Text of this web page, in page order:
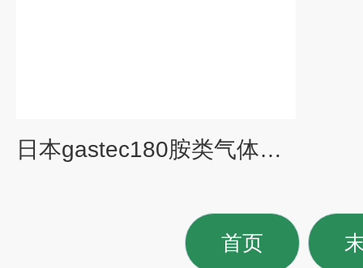
日本gastec180胺类气体检测管
首页